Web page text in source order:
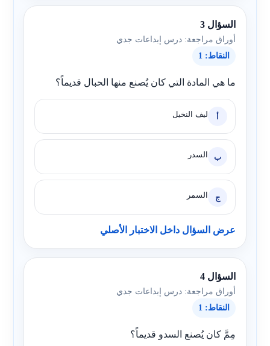
السؤال 3
أوراق مراجعة: درس إبداعات جدي
النقاط: 1
ما هي المادة التي كان يُصنع منها الحبال قديماً؟
أ ليف النخيل
ب السدر
ج السمر
عرض السؤال داخل الاختبار الأصلي
السؤال 4
أوراق مراجعة: درس إبداعات جدي
النقاط: 1
مِمَّ كان يُصنع السدو قديماً؟